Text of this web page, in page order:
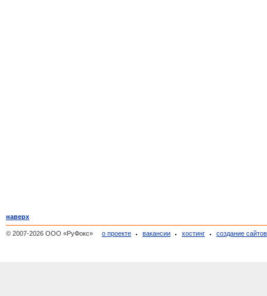
наверх
© 2007-2026 ООО «РуФокс» о проекте вакансии хостинг создание сайтов